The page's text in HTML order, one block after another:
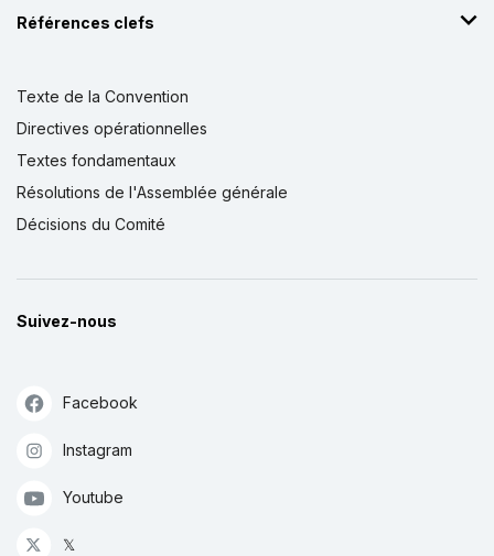
Références clefs
Texte de la Convention
Directives opérationnelles
Textes fondamentaux
Résolutions de l'Assemblée générale
Décisions du Comité
Suivez-nous
Facebook
Instagram
Youtube
𝕏